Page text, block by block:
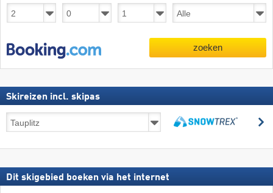
zoeken
Skireizen incl. skipas
Skireizen
incl.
Dit skigebied boeken via het internet